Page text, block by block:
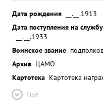
Дата рождения
__.__.1913
Дата поступления на службу
__.__.1933
Воинское звание
Архив ЦАМО
Картотека Картотека
Ещё